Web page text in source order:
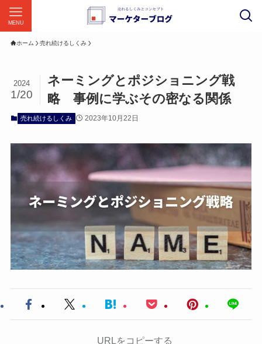
MENU
ホーム 売れ続けるしくみ
ネーミングとポジショニング戦
略 事例に学ぶその密なる関係
2024
1/20
売れ続けるしくみ 2023年10月22日
URLをコピーする